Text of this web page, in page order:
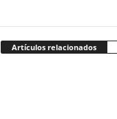
Artículos relacionados